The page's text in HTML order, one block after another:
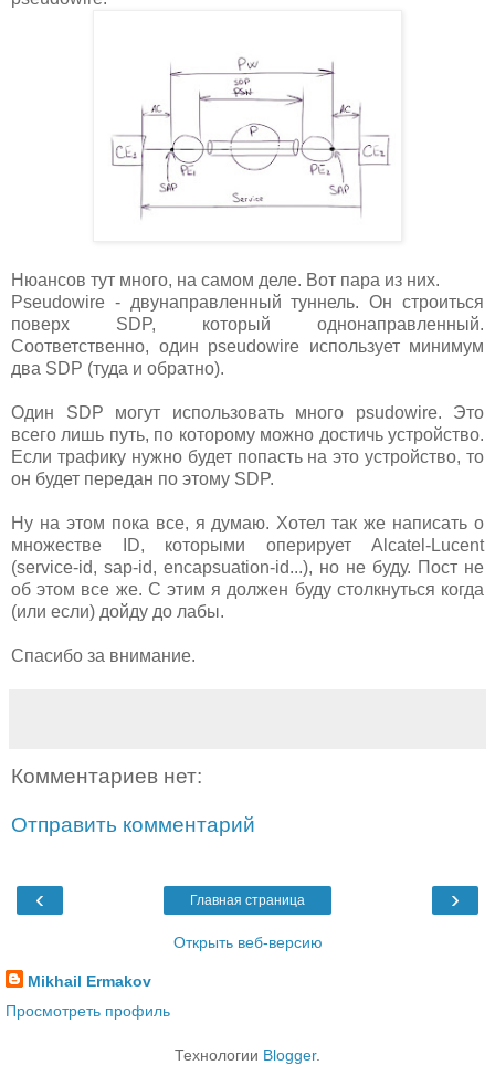
Нюансов тут много, на самом деле. Вот пара из них.
Pseudowire - двунаправленный туннель. Он строиться
поверх SDP, который однонаправленный.
Соответственно, один pseudowire использует минимум
два SDP (туда и обратно).
Один SDP могут использовать много psudowire. Это
всего лишь путь, по которому можно достичь устройство.
Если трафику нужно будет попасть на это устройство, то
он будет передан по этому SDP.
Ну на этом пока все, я думаю. Хотел так же написать о
множестве ID, которыми оперирует Alcatel-Lucent
(service-id, sap-id, encapsuation-id...), но не буду. Пост не
об этом все же. С этим я должен буду столкнуться когда
(или если) дойду до лабы.
Спасибо за внимание.
Комментариев нет:
Отправить комментарий
‹ ›
Главная страница
Открыть веб-версию
Mikhail Ermakov
Просмотреть профиль
Технологии Blogger.